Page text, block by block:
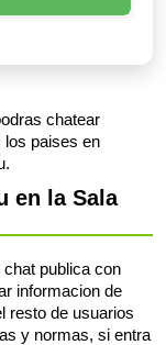
chatear
los paises en
en la Sala
publica con
informacion de
resto de usuarios
y normas, si entra